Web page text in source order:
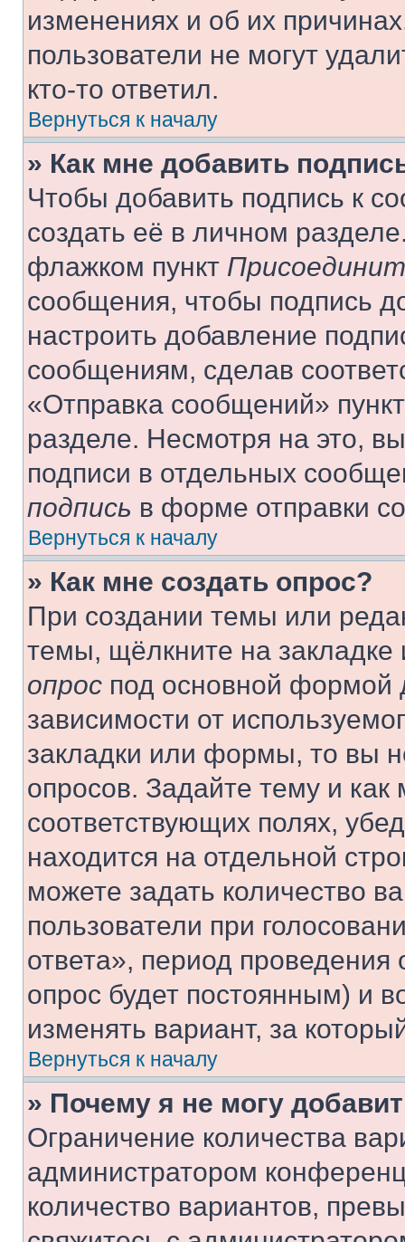
изменениях и об их
пользователи не могут
кто-то ответил.
Вернуться к началу
» Как мне добавить
Чтобы добавить подпись к
создать её в личном
флажком пункт
сообщения, чтобы подпись
настроить добавление
сообщениям, сделав
«Отправка сообщений»
разделе. Несмотря на это,
подписи в отдельных
подпись в форме отправки
Вернуться к началу
» Как мне создать опрос?
При создании темы или
темы, щёлкните на
опрос под основной формой
зависимости от
закладки или формы, то вы
опросов. Задайте тему и
соответствующих полях,
находится на отдельной
можете задать количество
пользователи при
ответа», период проведения
опрос будет постоянным) и
изменять вариант, за
Вернуться к началу
» Почему я не могу
Ограничение количества
администратором
количество вариантов,